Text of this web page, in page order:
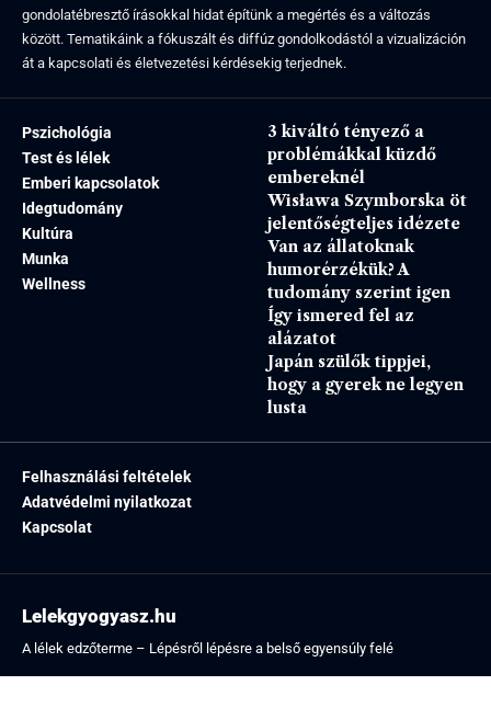
gondolatébresztő írásokkal hidat építünk a megértés és a változás
között. Tematikáink a fókuszált és diffúz gondolkodástól a vizualizáción
át a kapcsolati és életvezetési kérdésekig terjednek.
Pszichológia
Test és lélek
Emberi kapcsolatok
Idegtudomány
Kultúra
Munka
Wellness
3 kiváltó tényező a
problémákkal küzdő
embereknél
Wisława Szymborska öt
jelentőségteljes idézete
Van az állatoknak
humorérzékük? A
tudomány szerint igen
Így ismered fel az
alázatot
Japán szülők tippjei,
hogy a gyerek ne legyen
lusta
Felhasználási feltételek
Adatvédelmi nyilatkozat
Kapcsolat
Lelekgyogyasz.hu
A lélek edzőterme – Lépésről lépésre a belső egyensúly felé